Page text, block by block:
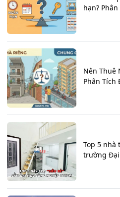
hạn?
Nên Thuê
Phân Tích
Top 5 nhà
trường Đại